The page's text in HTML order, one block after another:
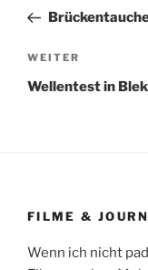
Beitrag
Nächster
Beitrag
WEITER
Wellentest in
FILME &
Wenn ich nicht